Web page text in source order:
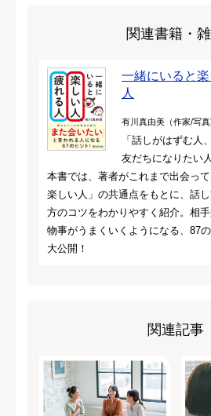
関連書籍・
一緒にいると
人
有川真由美（作家/写真
「話しがはずむ人
友だちになりたい
本書では、著者がこれまで出会っ
楽しい人」の共通点をもとに、話
方のコツをわかりやすく紹介。相手
物事がうまくいくようになる、87
大公開！
関連記事